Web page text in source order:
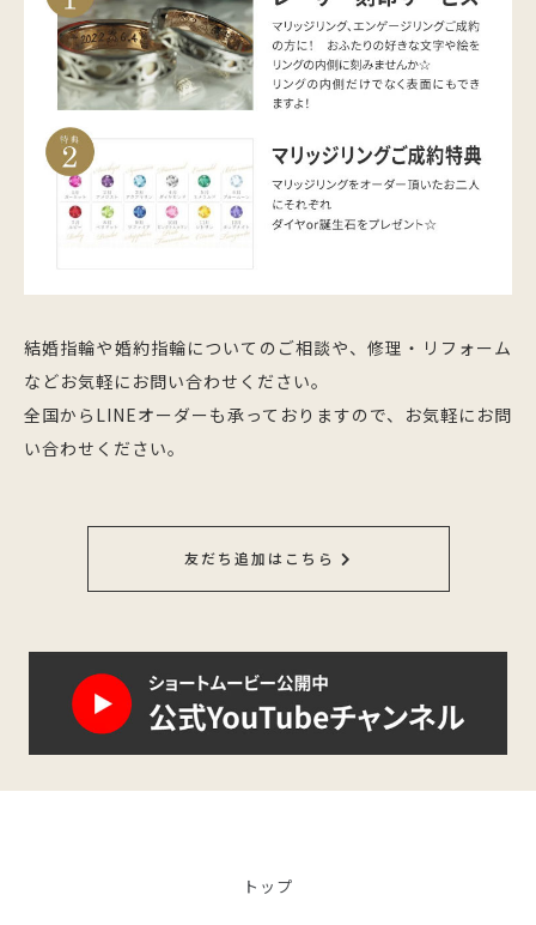
結婚指輪や婚約指輪についてのご相談や、修理・リフォーム
などお気軽にお問い合わせください。
全国からLINEオーダーも承っておりますので、お気軽にお問
い合わせください。
友だち追加はこちら
トップ